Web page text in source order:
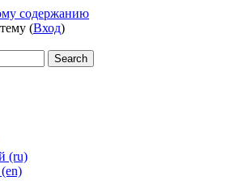
содержанию
(Вход)
‎(ru)‎